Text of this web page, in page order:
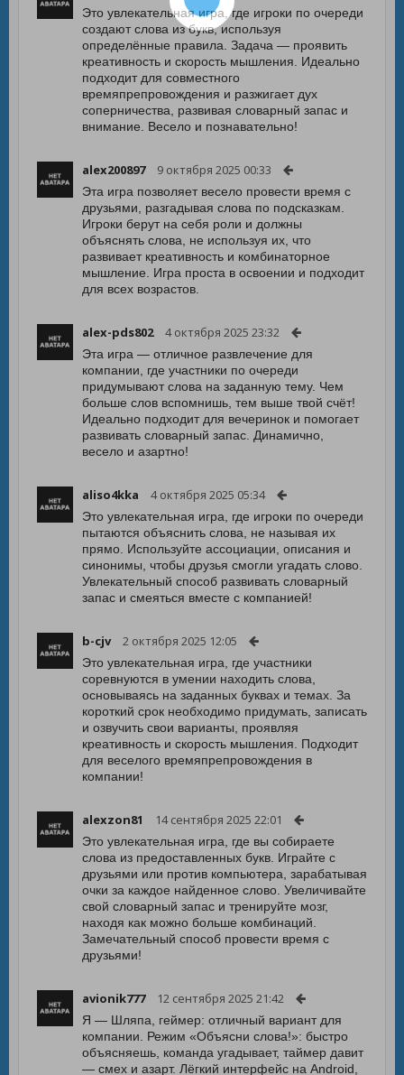
Это увлекательная игра, где игроки по очереди
создают слова из букв, используя
определённые правила. Задача — проявить
креативность и скорость мышления. Идеально
подходит для совместного
времяпрепровождения и разжигает дух
соперничества, развивая словарный запас и
внимание. Весело и познавательно!
alex200897 9 октября 2025 00:33
Эта игра позволяет весело провести время с
друзьями, разгадывая слова по подсказкам.
Игроки берут на себя роли и должны
объяснять слова, не используя их, что
развивает креативность и комбинаторное
мышление. Игра проста в освоении и подходит
для всех возрастов.
alex-pds802 4 октября 2025 23:32
Эта игра — отличное развлечение для
компании, где участники по очереди
придумывают слова на заданную тему. Чем
больше слов вспомнишь, тем выше твой счёт!
Идеально подходит для вечеринок и помогает
развивать словарный запас. Динамично,
весело и азартно!
aliso4kka 4 октября 2025 05:34
Это увлекательная игра, где игроки по очереди
пытаются объяснить слова, не называя их
прямо. Используйте ассоциации, описания и
синонимы, чтобы друзья смогли угадать слово.
Увлекательный способ развивать словарный
запас и смеяться вместе с компанией!
b-cjv 2 октября 2025 12:05
Это увлекательная игра, где участники
соревнуются в умении находить слова,
основываясь на заданных буквах и темах. За
короткий срок необходимо придумать, записать
и озвучить свои варианты, проявляя
креативность и скорость мышления. Подходит
для веселого времяпрепровождения в
компании!
alexzon81 14 сентября 2025 22:01
Это увлекательная игра, где вы собираете
слова из предоставленных букв. Играйте с
друзьями или против компьютера, зарабатывая
очки за каждое найденное слово. Увеличивайте
свой словарный запас и тренируйте мозг,
находя как можно больше комбинаций.
Замечательный способ провести время с
друзьями!
avionik777 12 сентября 2025 21:42
Я — Шляпа, геймер: отличный вариант для
компании. Режим «Объясни слова!»: быстро
объясняешь, команда угадывает, таймер давит
— смех и азарт. Лёгкий интерфейс на Android,